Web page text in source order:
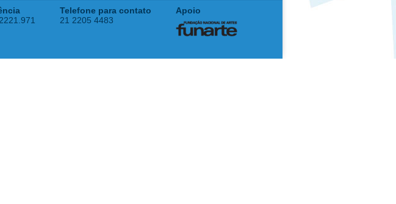
Telefone para contato
21 2205 4483
Apoio